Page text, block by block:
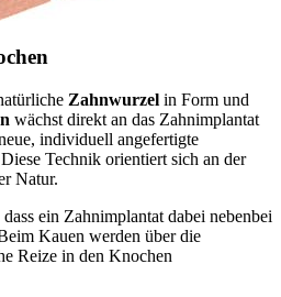
Zahnwurzel in Form und
wächst direkt an das Zahnimplantat
individuell angefertigte
Technik orientiert sich an der
Natur.
ein Zahnimplantat dabei nebenbei
Kauen werden über die
Reize in den Knochen